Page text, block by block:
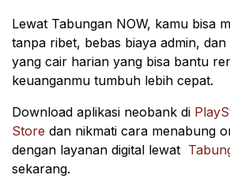
Lewat Tabungan NOW, kamu bisa
tanpa ribet, bebas biaya admin,
yang cair harian yang bisa bantu
keuanganmu tumbuh lebih cepat.
Download aplikasi neobank di
Store dan nikmati cara menabung
dengan layanan digital lewat
sekarang.